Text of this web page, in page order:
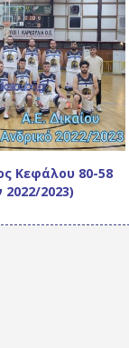
Κεφάλου 80-58
2023)